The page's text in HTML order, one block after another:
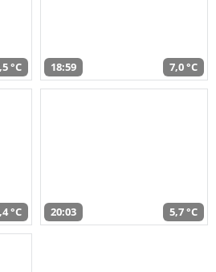
°C 18:59 7,0 °C
°C 20:03 5,7 °C